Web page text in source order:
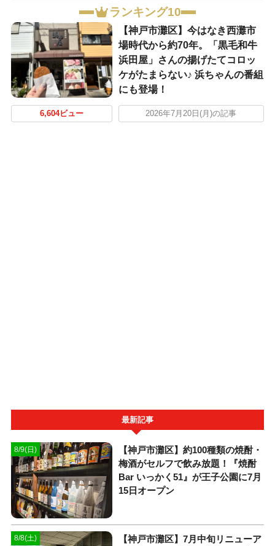
ランキング10
【神戸市灘区】今はなき西灘市
場時代から約70年。「黒毛和牛
浜田屋」さんの揚げたてコロッ
ケがたまらない♪ 浜ちゃんの番組
にも登場！
6,604ビュー 2026年7月20日(月)の記事
最新記事
8/9(日)
【神戸市灘区】約100種類の焼酎・
梅酒がセルフで飲み放題！『焼酎
Bar いっかく51』が王子公園に7月
15日オープン
8/8(土)
【神戸市灘区】7月中旬リニューア